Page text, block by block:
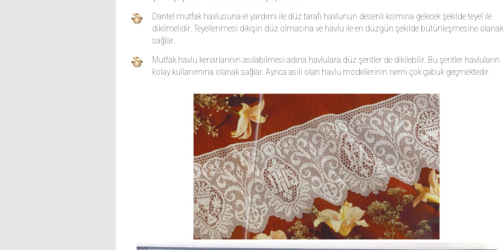
Dantel mutfak havlusuna el yardımı ile düz tarafı havlunun desenli kısmına gelecek şekilde teyel ile
dikilmelidir. Teyellenmesi dikişin düz olmasına ve havlu ile en düzgün şekilde bütünleşmesine olanak
sağlar.
Mutfak havlu kenarlarının asılabilmesi adına havlulara düz şeritler de dikilebilir. Bu şeritler havluların
kolay kullanımına olanak sağlar. Ayrıca asılı olan havlu modellerinin nemi çok çabuk geçmektedir.